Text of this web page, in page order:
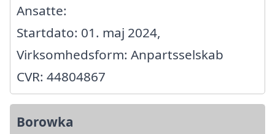
Ansatte:
Startdato: 01. maj 2024,
Virksomhedsform: Anpartsselskab
CVR: 44804867
Borowka